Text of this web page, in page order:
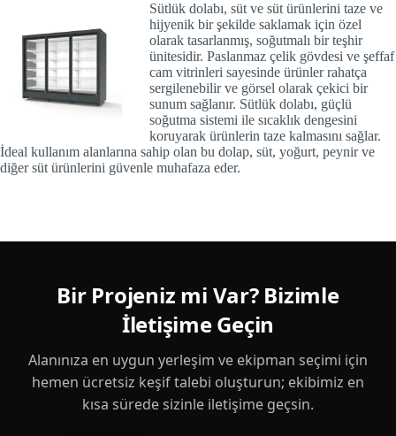
Sütlük dolabı, süt ve süt ürünlerini taze ve
hijyenik bir şekilde saklamak için özel
olarak tasarlanmış, soğutmalı bir teşhir
ünitesidir. Paslanmaz çelik gövdesi ve şeffaf
cam vitrinleri sayesinde ürünler rahatça
sergilenebilir ve görsel olarak çekici bir
sunum sağlanır. Sütlük dolabı, güçlü
soğutma sistemi ile sıcaklık dengesini
koruyarak ürünlerin taze kalmasını sağlar.
İdeal kullanım alanlarına sahip olan bu dolap, süt, yoğurt, peynir ve
diğer süt ürünlerini güvenle muhafaza eder.
Bir Projeniz mi Var? Bizimle
İletişime Geçin
Alanınıza en uygun yerleşim ve ekipman seçimi için
hemen ücretsiz keşif talebi oluşturun; ekibimiz en
kısa sürede sizinle iletişime geçsin.